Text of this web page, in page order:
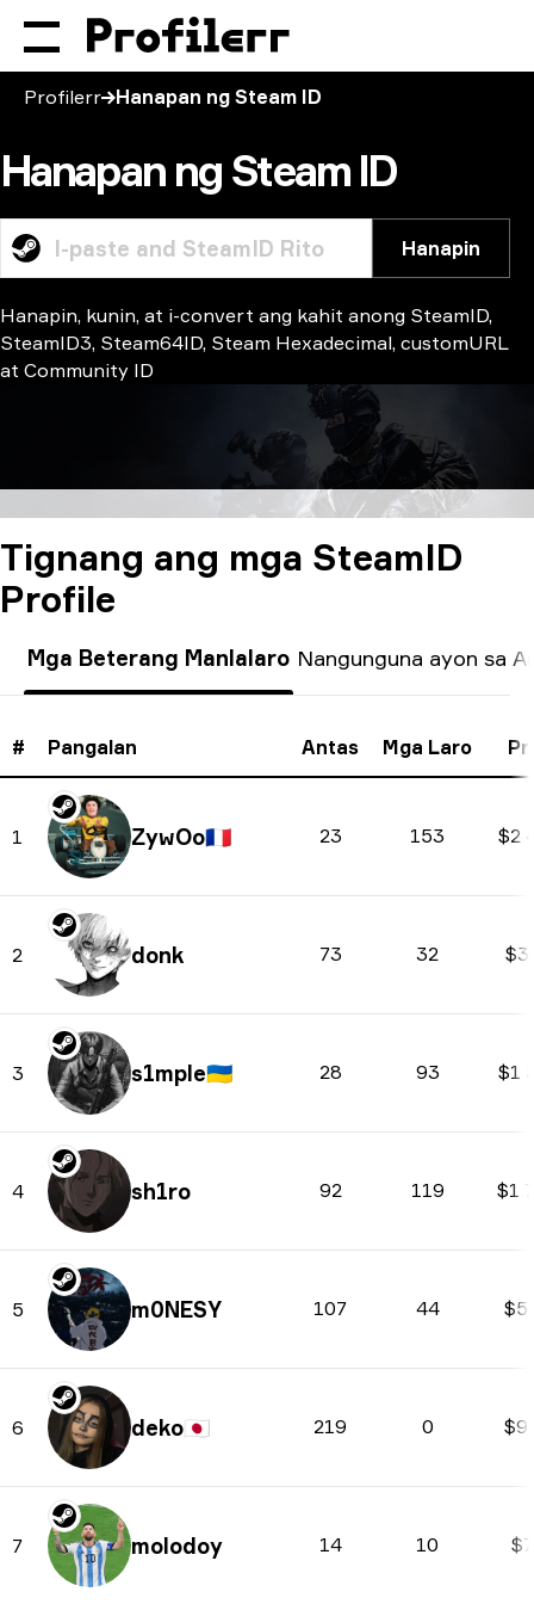
Profilerr Hanapan ng Steam ID
Hanapan ng Steam ID
Hanapin
Hanapin, kunin, at i-convert ang kahit anong SteamID,
SteamID3, Steam64ID, Steam Hexadecimal, customURL
at Community ID
Tignang ang mga SteamID
Profile
Mga Beterang Manlalaro Nangunguna ayon sa
# Pangalan Antas Mga Laro
1 ZywOo🇫🇷 23 153 $2
2 donk 73 32
3 s1mple🇺🇦 28 93 $1
4 sh1ro 92 119 $1
5 m0NESY 107 44
6 deko🇯🇵 219 0
7 molodoy 14 10